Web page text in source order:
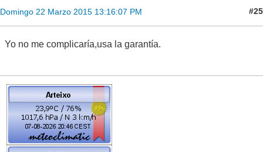
Domingo 22 Marzo 2015 13:16:07 PM #25
Yo no me complicaría,usa la garantía.